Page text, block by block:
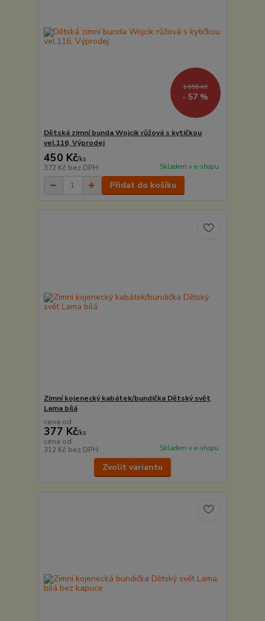
1 055 Kč
- 57 %
Dětská zimní bunda Wojcik růžová s kytičkou
vel.116, Výprodej
450 Kč/ks
372 Kč bez DPH Skladem v e-shopu
Přidat do košíku
Zimní kojenecký kabátek/bundička Dětský svět
Lama bílá
cena od
377 Kč/ks
cena od
312 Kč bez DPH Skladem v e-shopu
Zvolit variantu